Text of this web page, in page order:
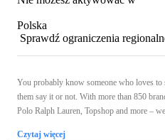
Polska
Sprawdź ograniczenia
You probably know someone who loves to
them say it or not. With more than 850
Polo Ralph Lauren, Topshop and more –
Czytaj więcej